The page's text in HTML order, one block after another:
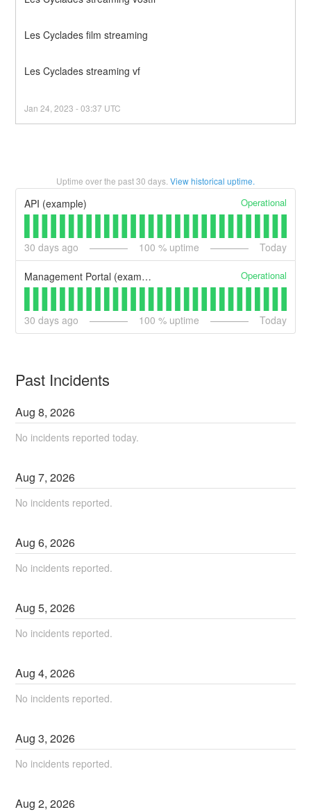
Les Cyclades film streaming
Les Cyclades streaming vf
Jan24 ,2023 -03:37 UTC
Uptime over the past30 days. View historical uptime.
API (example) Operational
30 days ago 100 % uptime Today
Management Portal (example) Operational
30 days ago 100 % uptime Today
Past Incidents
Aug8,2026
No incidents reported today.
Aug7,2026
No incidents reported.
Aug6,2026
No incidents reported.
Aug5,2026
No incidents reported.
Aug4,2026
No incidents reported.
Aug3,2026
No incidents reported.
Aug2,2026